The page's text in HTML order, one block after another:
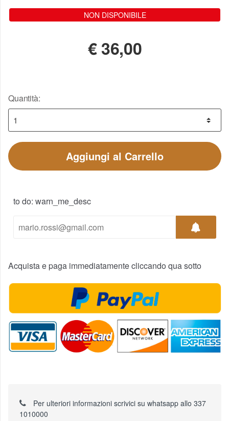
NON DISPONIBILE
€36,00
Quantità:
Aggiungi al Carrello
to do: warn_me_desc
Acquista e paga immediatamente cliccando qua sotto
Per ulteriori informazioni scrivici su whatsapp allo 337
1010000